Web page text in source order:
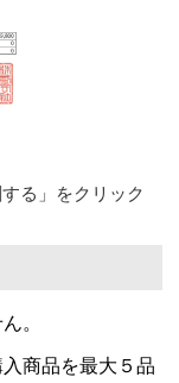
る」をクリック
。
商品を最大５品